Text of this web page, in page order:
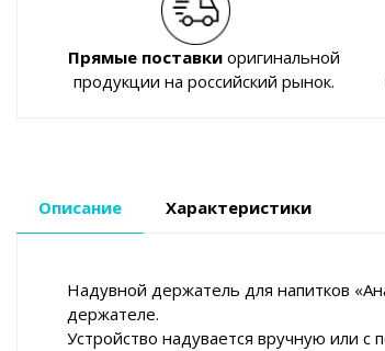
Прямые поставкиоригинальной
продукции на российский рынок.
Описание Характеристики
Надувной держатель для напитков
держателе.
Устройство надувается вручную или